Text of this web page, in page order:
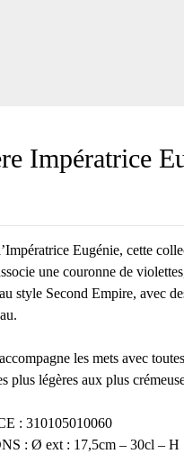
Impératrice
Eugénie, cette
une couronne de
style Second Empire, avec
les mets avec
plus légères aux plus
: 310105010060
: Ø ext : 17,5cm – 30cl – H